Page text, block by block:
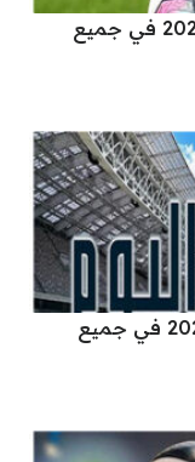
مواعيد مباريات اليوم الاربعاء 31-12-2025 في جميع
مواعيد مباريات اليوم الاثنين 22-12-2025 في جميع